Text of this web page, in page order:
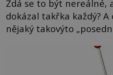
Zdá se to být nereálné,
dokázal takřka každý? A
nějaký takovýto